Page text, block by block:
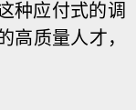
种应付式的调
高质量人才，